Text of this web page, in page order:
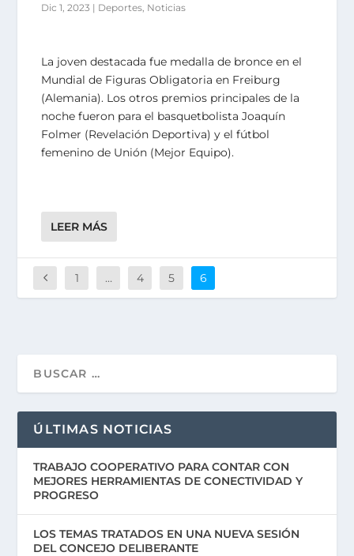
Dic 1, 2023 | Deportes Noticias
La joven destacada fue medalla de bronce en el
Mundial de Figuras Obligatoria en Freiburg
(Alemania). Los otros premios principales de la
noche fueron para el basquetbolista Joaquín
Folmer (Revelación Deportiva) y el fútbol
femenino de Unión (Mejor Equipo).
LEER MÁS
1 … 4 5 6
ÚLTIMAS NOTICIAS
TRABAJO COOPERATIVO PARA CONTAR CON
MEJORES HERRAMIENTAS DE CONECTIVIDAD Y
PROGRESO
LOS TEMAS TRATADOS EN UNA NUEVA SESIÓN
DEL CONCEJO DELIBERANTE